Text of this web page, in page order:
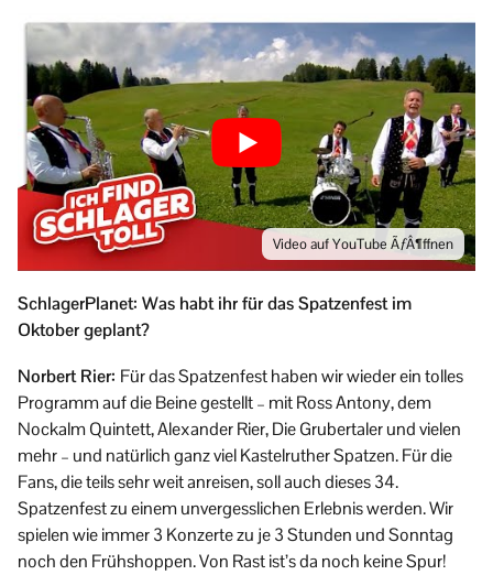
Video auf YouTube ÃƒÂ¶ffnen
SchlagerPlanet: Was habt ihr für das Spatzenfest im
Oktober geplant?
Norbert Rier: Für das Spatzenfest haben wir wieder ein tolles
Programm auf die Beine gestellt – mit Ross Antony, dem
Nockalm Quintett, Alexander Rier, Die Grubertaler und vielen
mehr – und natürlich ganz viel Kastelruther Spatzen. Für die
Fans, die teils sehr weit anreisen, soll auch dieses 34.
Spatzenfest zu einem unvergesslichen Erlebnis werden. Wir
spielen wie immer 3 Konzerte zu je 3 Stunden und Sonntag
noch den Frühshoppen. Von Rast ist’s da noch keine Spur!